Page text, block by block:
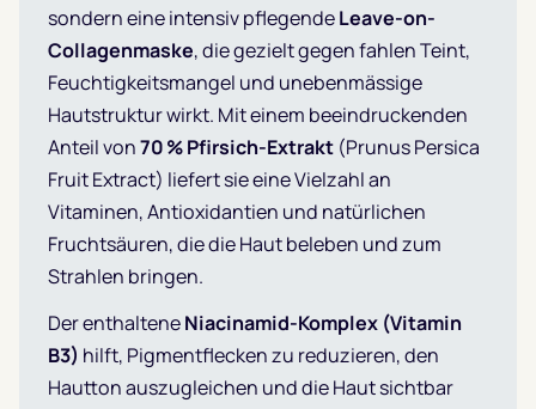
sondern eine intensiv pflegendeLeave-on-
Collagenmaske, die gezielt gegen fahlen Teint,
Feuchtigkeitsmangel und unebenmässige
Hautstruktur wirkt. Mit einem beeindruckenden
Anteil von70 % Pfirsich-Extrakt (Prunus Persica
Fruit Extract) liefert sie eine Vielzahl an
Vitaminen, Antioxidantien und natürlichen
Fruchtsäuren, die die Haut beleben und zum
Strahlen bringen.
Der enthalteneNiacinamid-Komplex (Vitamin
B3) hilft, Pigmentflecken zu reduzieren, den
Hautton auszugleichen und die Haut sichtbar